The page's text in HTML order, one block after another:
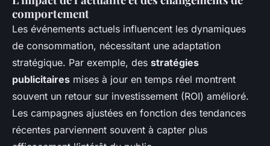
comportement
Les événements actuels influencent les dynamiques
de consommation, nécessitant une adaptation
stratégique. Par exemple, des stratégies
publicitaires mises à jour en temps réel montrent
souvent un retour sur investissement (ROI) amélioré.
Les campagnes ajustées en fonction des tendances
récentes parviennent souvent à capter plus